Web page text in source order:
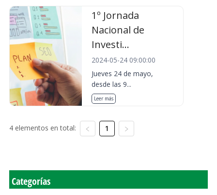
1º Jornada
Nacional de
Investi...
2024-05-24 09:00:00
Jueves 24 de mayo,
desde las 9...
Leer más
4 elementos en total: 1
Categorías